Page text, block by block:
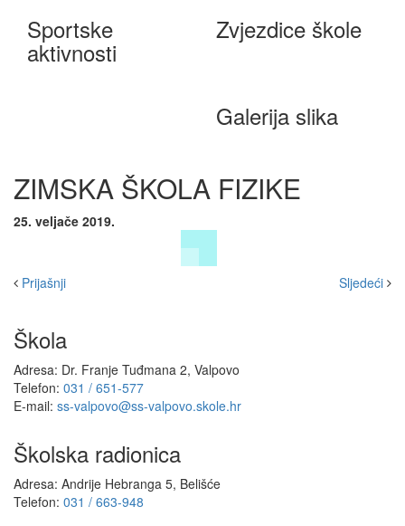
Sportske
aktivnosti
Zvjezdice škole
Galerija slika
ZIMSKA ŠKOLA FIZIKE
25. veljače 2019.
Prijašnji Sljedeći
Škola
Adresa: Dr. Franje Tuđmana 2, Valpovo
Telefon: 031 / 651-577
E-mail: ss-valpovo@ss-valpovo.skole.hr
Školska radionica
Adresa: Andrije Hebranga 5, Belišće
Telefon: 031 / 663-948